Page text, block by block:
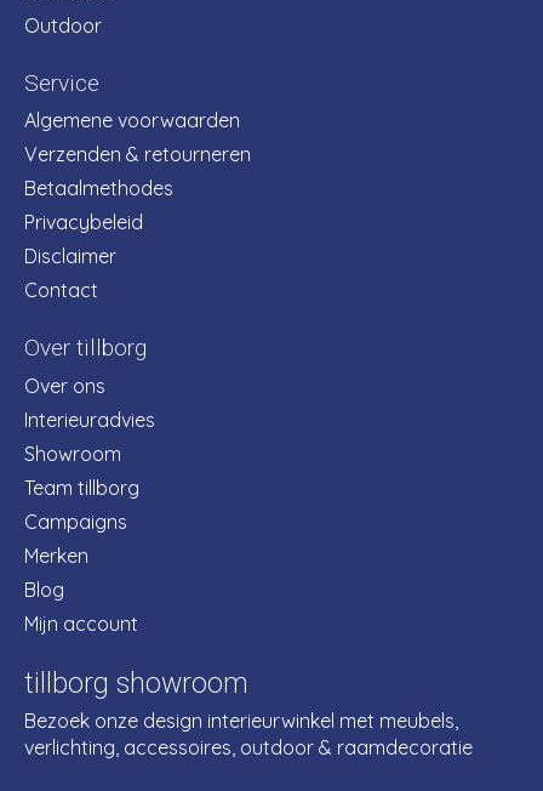
Outdoor
Service
Algemene voorwaarden
Verzenden & retourneren
Betaalmethodes
Privacybeleid
Disclaimer
Contact
Over tillborg
Over ons
Interieuradvies
Showroom
Team tillborg
Campaigns
Merken
Blog
Mijn account
tillborg showroom
Bezoek onze design interieurwinkel met meubels,
verlichting, accessoires, outdoor & raamdecoratie